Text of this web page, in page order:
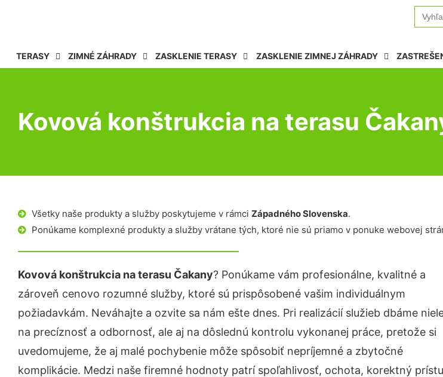
for:
TERASY ZIMNÉ ZÁHRADY ZASKLENIE TERASY ZASKLENIE ZIMNEJ ZÁHRADY
Kovová konštrukcia na terasu
Všetky naše produkty a služby poskytujeme v rámci Západného Slovenska.
Ponúkame komplexné produkty a služby vrátane tých, ktoré nie sú priamo v ponuke webovej
Kovová konštrukcia na terasu Čakany? Ponúkame vám profesionálne, kvalitné a
zároveň cenovo rozumné služby, ktoré sú prispôsobené vašim individuálnym
požiadavkám. Neváhajte a ozvite sa nám ešte dnes. Pri realizácií služieb dbáme
na precíznosť a odbornosť, ale aj na dôslednú kontrolu vykonanej práce, pretože si
uvedomujeme, že aj malé pochybenie môže spôsobiť nepríjemné a zbytočné
komplikácie. Medzi naše firemné hodnoty patrí spoľahlivosť, ochota, korektný